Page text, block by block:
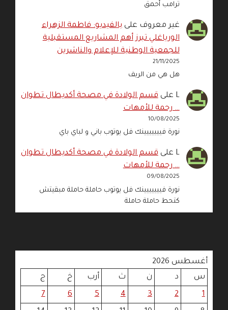
ترامب أحمق
غير معروف علىبالفيديو: فاطمة الزهراء
الورياغلي تبرز أهم المشاريع المستقبلية
للجمعية الوطنية للإعلام والناشرين
21/11/2025
هل هي من الريف
L علىقسم الولادة في مصحة أكديطال تطوان
… رحمة للأمهات
10/08/2025
نورة فييييييينك فل يوتوب باني و لباي باي
L علىقسم الولادة في مصحة أكديطال تطوان
… رحمة للأمهات
09/08/2025
نورة فييييييينك فل يوتوب حاملة حاملة مبقيتش
كتحط حاملة حاملة
أغسطس 2026
س
د ن ث أرب خ
ج
1
2
3
4
5
6
7